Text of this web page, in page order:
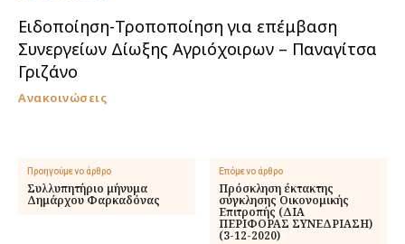
Ειδοποίηση-Τροποποίηση για επέμβαση
Συνεργείων Δίωξης Αγριόχοιρων – Παναγίτσα
Γριζάνο
Ανακοινώσεις
Προηγούμενο άρθρο
Συλλυπητήριο μήνυμα
Δημάρχου Φαρκαδόνας
Επόμενο άρθρο
Πρόσκληση έκτακτης
σύγκλησης Οικονομικής
Επιτροπής (ΔΙΑ
ΠΕΡΙΦΟΡΑΣ ΣΥΝΕΔΡΙΑΣΗ)
(3-12-2020)